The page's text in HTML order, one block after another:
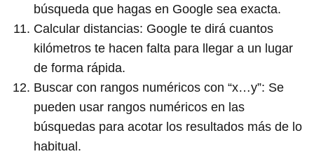
búsqueda que hagas en Google sea exacta.
Calcular distancias: Google te dirá cuantos
kilómetros te hacen falta para llegar a un lugar
de forma rápida.
Buscar con rangos numéricos con “x…y”: Se
pueden usar rangos numéricos en las
búsquedas para acotar los resultados más de lo
habitual.